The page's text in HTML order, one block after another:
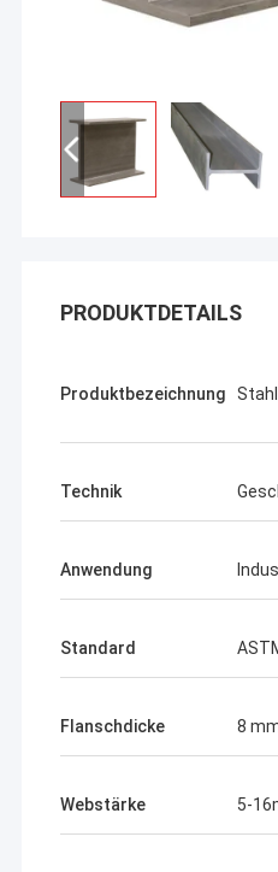
Malcolm
Ständig hochwertiger
vertrauenswürdiger
PRODUKTDETAILS
Produktbezeichnung
Technik
Anwendung
Standard
Flanschdicke 8
Webstärke 5-